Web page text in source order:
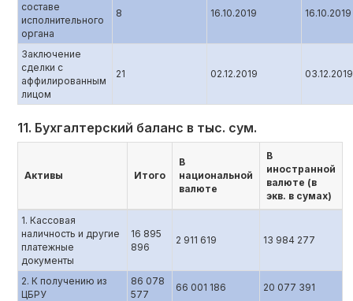
составе
исполнительного
органа
8 16.10.2019 16.10.2019
Заключение
сделки с
аффилированным
лицом
21 02.12.2019 03.12.2019
11. Бухгалтерский баланс в тыс. сум.
Активы Итого
В
национальной
валюте
В
иностранной
валюте (в
экв. в сумах)
1. Кассовая
наличность и другие
платежные
документы
16 895
896
2 911 619 13 984 277
2. К получению из
ЦБРУ
86 078
577
66 001 186 20 077 391